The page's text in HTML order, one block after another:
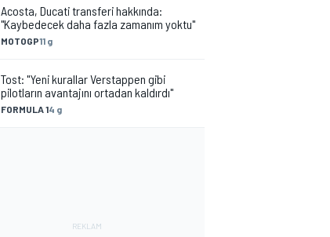
MOTOGP11 g
Acosta, Ducati transferi hakkında:
"Kaybedecek daha fazla zamanım yoktu"
FORMULA 14 g
Tost: "Yeni kurallar Verstappen gibi
pilotların avantajını ortadan kaldırdı"